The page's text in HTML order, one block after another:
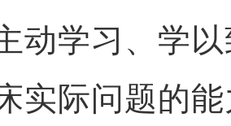
动学习、学
实际问题的